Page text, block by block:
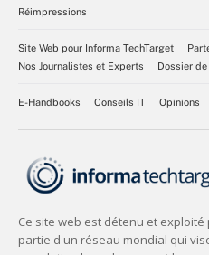
Réimpressions
Site Web pour Informa TechTarget
Nos Journalistes et Experts
Dossier
E-Handbooks Conseils IT Opinions